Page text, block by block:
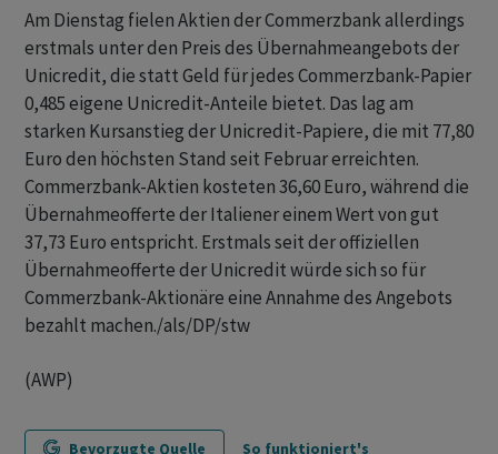
Am Dienstag fielen Aktien der Commerzbank allerdings
erstmals unter den Preis des Übernahmeangebots der
Unicredit, die statt Geld für jedes Commerzbank-Papier
0,485 eigene Unicredit-Anteile bietet. Das lag am
starken Kursanstieg der Unicredit-Papiere, die mit 77,80
Euro den höchsten Stand seit Februar erreichten.
Commerzbank-Aktien kosteten 36,60 Euro, während die
Übernahmeofferte der Italiener einem Wert von gut
37,73 Euro entspricht. Erstmals seit der offiziellen
Übernahmeofferte der Unicredit würde sich so für
Commerzbank-Aktionäre eine Annahme des Angebots
bezahlt machen./als/DP/stw
(AWP)
Bevorzugte Quelle So funktioniert's